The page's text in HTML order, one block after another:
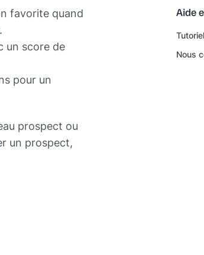
favorite quand
un score de
pour un
prospect ou
un prospect,
Aide
Tutoriel
Nous